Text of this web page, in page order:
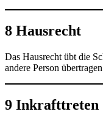
8 Hausrecht
Das Haus­recht übt die
ande­re Per­son
9 Inkrafttreten